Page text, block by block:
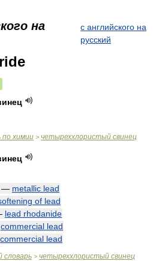
на
с английского на
русский
по химии > четыреххлористый свинец
— metallic lead
of lead
lead rhodanide
commercial lead
commercial lead
словарь > четыреххлористый свинец